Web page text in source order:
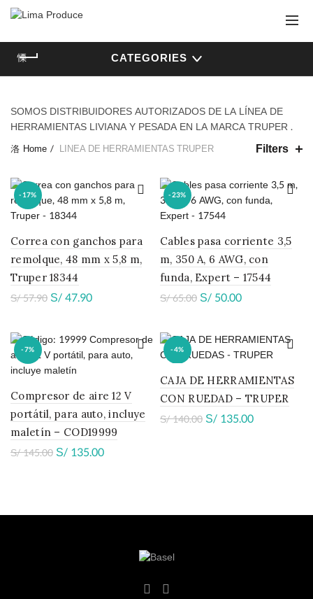
CATEGORIES
SOMOS DISTRIBUIDORES AUTORIZADOS DE LA LÍNEA DE
HERRAMIENTAS LIVIANA Y PESADA EN LA MARCA TRUPER .
Home LINEA DE HERRAMIENTAS TRUPER Filters
-17%
Correa con ganchos para
remolque, 48 mm x 5,8 m,
Truper 18344
S/57.90 S/47.90
-23%
Cables pasa corriente 3,5
m, 350 A, 6 AWG, con
funda, Expert – 17544
S/65.00 S/50.00
-7%
Compresor de aire 12 V
portátil, para auto, incluye
maletín – COD19999
S/145.00 S/135.00
-4%
HOT
CAJA DE HERRAMIENTAS
CON RUEDAD – TRUPER
S/140.00 S/135.00